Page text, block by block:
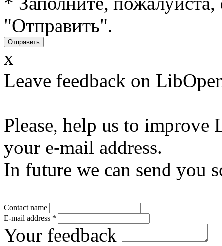
"Отправить".
x
Leave feedback on
Please, help us to
your e-mail address.
In future we can send you
Contact name
E-mail address *
Your feedback